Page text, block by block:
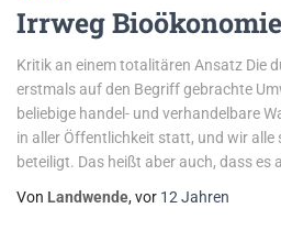
Irrweg Bioökonomie
Kritik an einem totalitären Ansatz Die
erstmals auf den Begriff gebrachte
beliebige handel- und verhandelbare
in aller Öffentlichkeit statt, und wir
beteiligt. Das heißt aber auch, dass es
Von Landwende, vor 12 Jahren